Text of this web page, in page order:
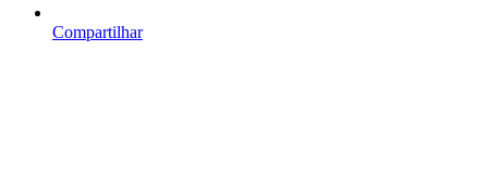
Compartilhar